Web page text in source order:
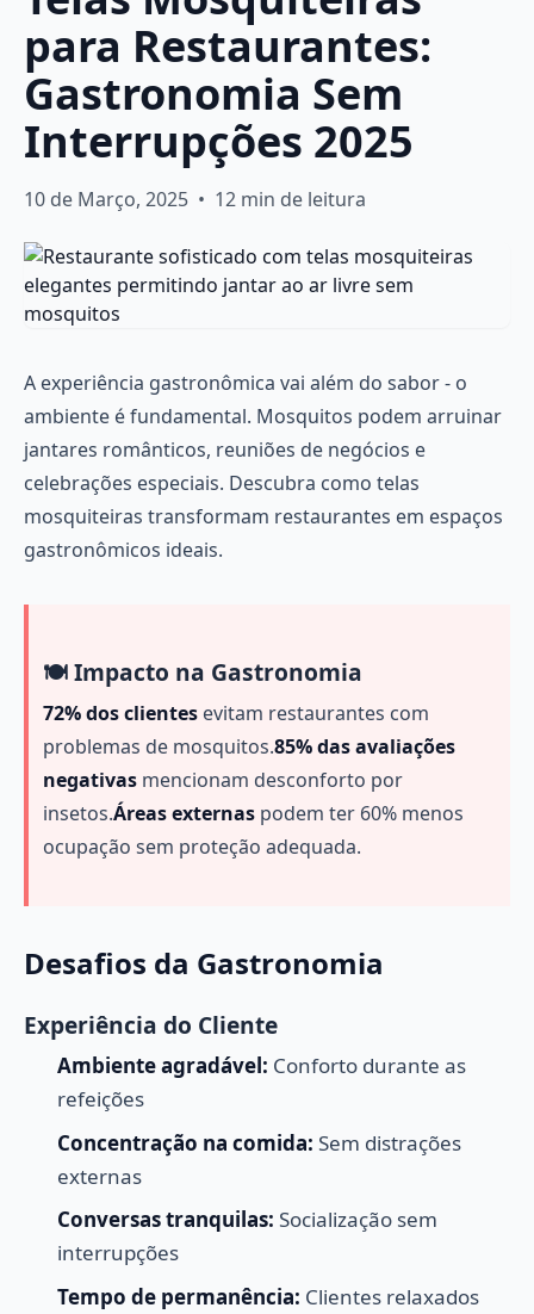
para Restaurantes:
Gastronomia Sem
Interrupções 2025
10 de Março, 2025 • 12 min de leitura
A experiência gastronômica vai além do sabor - o
ambiente é fundamental. Mosquitos podem arruinar
jantares românticos, reuniões de negócios e
celebrações especiais. Descubra como telas
mosquiteiras transformam restaurantes em espaços
gastronômicos ideais.
🍽️ Impacto na Gastronomia
72% dos clientes evitam restaurantes com
problemas de mosquitos.85% das avaliações
negativas mencionam desconforto por
insetos.Áreas externas podem ter 60% menos
ocupação sem proteção adequada.
Desafios da Gastronomia
Experiência do Cliente
Ambiente agradável: Conforto durante as
refeições
Concentração na comida: Sem distrações
externas
Conversas tranquilas: Socialização sem
interrupções
Tempo de permanência: Clientes relaxados